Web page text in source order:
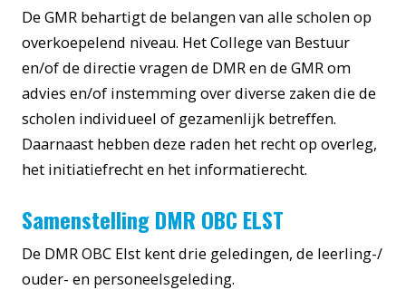
De GMR behartigt de belangen van alle scholen op
overkoepelend niveau. Het College van Bestuur
en/of de directie vragen de DMR en de GMR om
advies en/of instemming over diverse zaken die de
scholen individueel of gezamenlijk betreffen.
Daarnaast hebben deze raden het recht op overleg,
het initiatiefrecht en het informatierecht.
Samenstelling DMR OBC ELST
De DMR OBC Elst kent drie geledingen, de leerling-/
ouder- en personeelsgeleding.